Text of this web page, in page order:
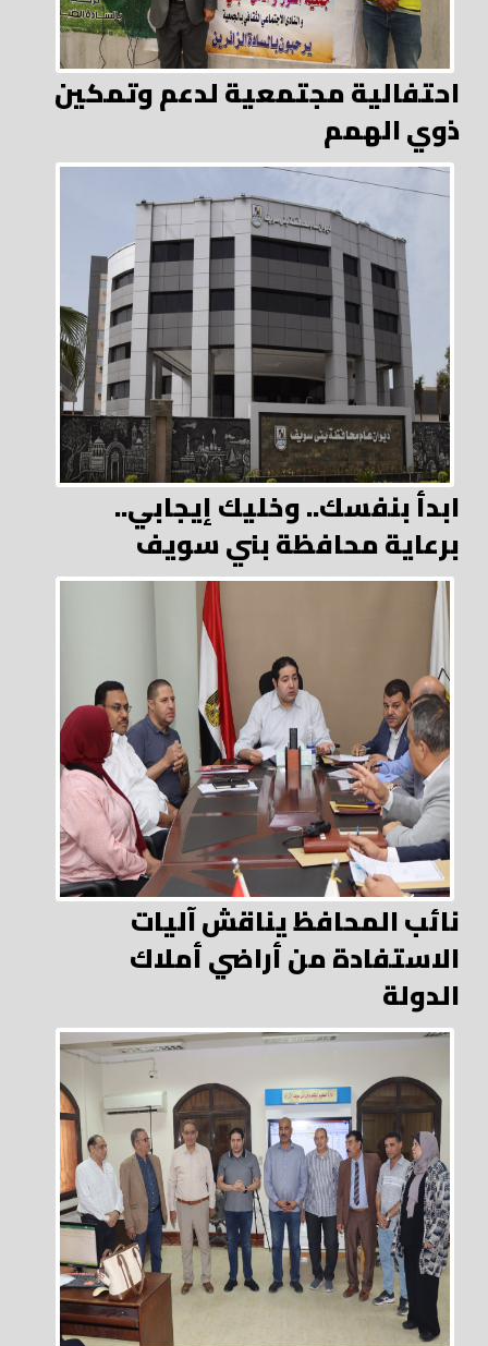
احتفالية مجتمعية لدعم وتمكين
ذوي الهمم
ابدأ بنفسك.. وخليك إيجابي..
برعاية محافظة بني سويف
نائب المحافظ يناقش آليات
الاستفادة من أراضي أملاك
الدولة